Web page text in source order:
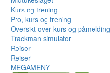
Kurs og trening
Pro, kurs og trening
Oversikt over kurs og påmelding
Trackman simulator
Reiser
Reiser
MEGAMENY